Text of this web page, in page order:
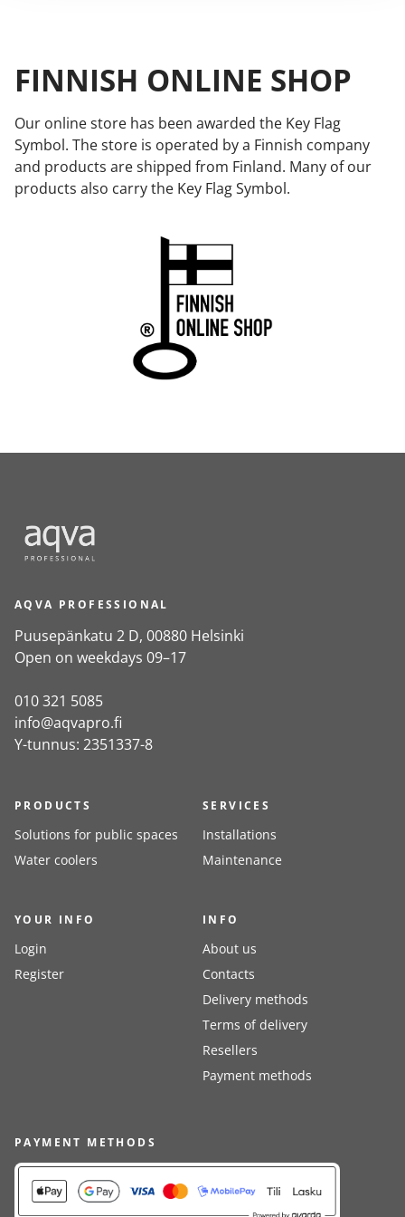
FINNISH ONLINE SHOP
Our online store has been awarded the Key Flag
Symbol. The store is operated by a Finnish company
and products are shipped from Finland. Many of our
products also carry the Key Flag Symbol.
AQVA PROFESSIONAL
Puusepänkatu 2 D, 00880 Helsinki
Open on weekdays 09–17
010 321 5085
info@aqvapro.fi
Y-tunnus: 2351337-8
PRODUCTS
Solutions for public spaces
Water coolers
SERVICES
Installations
Maintenance
YOUR INFO
Login
Register
INFO
About us
Contacts
Delivery methods
Terms of delivery
Resellers
Payment methods
PAYMENT METHODS